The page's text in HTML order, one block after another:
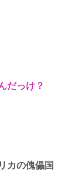
だっけ？
カの傀儡国